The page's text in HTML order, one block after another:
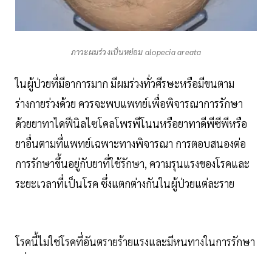
ภาวะผมร่วงเป็นหย่อม alopecia areata
ในผู้ป่วยที่มีอาการมาก มีผมร่วงทั่วศีรษะหรือมีขนตาม
ร่างกายร่วงด้วย ควรจะพบแพทย์เพื่อพิจารณาการรักษา
ด้วยยาทาไดฟีนิลไซโคลโพรพีโนนหรือยาทาดีพีซีพีหรือ
ยาอื่นตามที่แพทย์เฉพาะทางพิจารณา การตอบสนองต่อ
การรักษาขึ้นอยู่กับยาที่ใช้รักษา, ความรุนแรงของโรคและ
ระยะเวลาที่เป็นโรค ซึ่งแตกต่างกันในผู้ป่วยแต่ละราย
โรคนี้ไม่ใช่โรคที่อันตรายร้ายแรงและมีหนทางในการรักษา